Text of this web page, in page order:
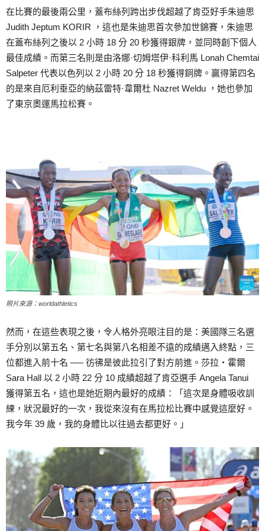
在比賽的最後兩公里，蓋布絲列跨出步伐超越了肯亞好手朱迪思
Judith Jeptum KORIR ，這也是朱迪思首次參加世錦賽，朱迪思
在蓋布絲列之後以 2 小時 18 分 20 秒獲得銀牌，並同時創下個人
最佳成績。而第三名則是由洛娜·切姆塔伊·科利馬 Lonah Chemtai
Salpeter 代表以色列以 2 小時 20 分 18 秒獲得銅牌。贏得第四名
的是來自厄利垂亞的納茲雷特·韋爾杜 Nazret Weldu ，她也參加
了東京奧運馬拉松賽。
照片來源：worldathletics
然而，在這些表現之後，令人格外亮眼注目的是：美國隊三名選
手分別以第五名、第七名與第八名相差不遠的成績邁入終點，三
位都進入前十名 ── 彷彿是彼此拉引了對方前進。莎拉‧霍爾
Sara Hall 以 2 小時 22 分 10 成績超越了肯亞選手 Angela Tanui
獲得第五名，這也是她近期內最好的成績：「這次是身體吸收訓
練，狀況最好的一次，我從來沒有在馬拉松比賽中感覺這麼好。
我今年 39 歲，我的身體比以往過去都更好。」